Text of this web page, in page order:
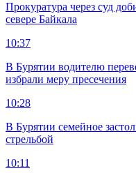
Прокуратура через суд
севере Байкала
10:37
В Бурятии водителю
избрали меру пресечения
10:28
В Бурятии семейное
стрельбой
10:11